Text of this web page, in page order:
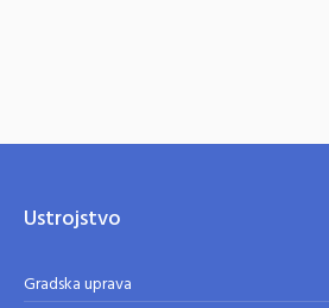
Ustrojstvo
Gradska uprava